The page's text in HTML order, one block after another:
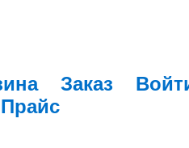
Заказ
Прайс